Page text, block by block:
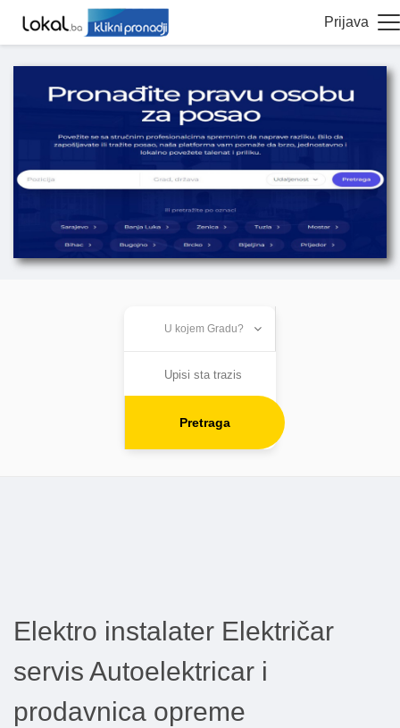
Prijava
Pretraga
Elektro instalater Električar
servis Autoelektricar i
prodavnica opreme